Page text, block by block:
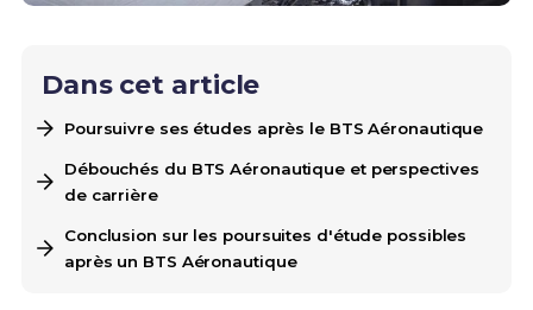
Dans cet article
Poursuivre ses études après le BTS Aéronautique
Débouchés du BTS Aéronautique et perspectives
de carrière
Conclusion sur les poursuites d'étude possibles
après un BTS Aéronautique